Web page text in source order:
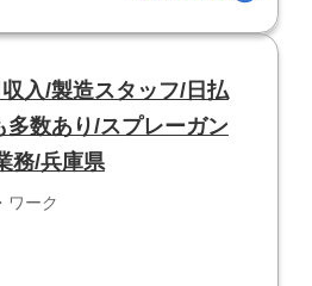
入/製造スタッフ/日払
多数あり/スプレーガン
務/兵庫県
ワーク